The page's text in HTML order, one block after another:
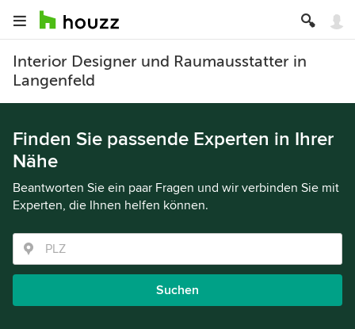
Interior Designer und Raumausstatter in
Langenfeld
Finden Sie passende Experten in Ihrer
Nähe
Beantworten Sie ein paar Fragen und wir verbinden Sie mit
Experten, die Ihnen helfen können.
Suchen